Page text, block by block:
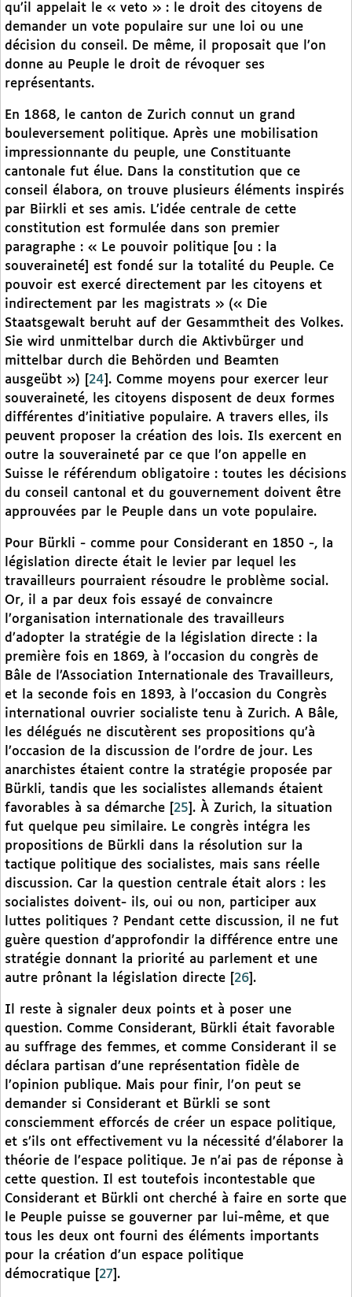
qu’il appelait le « veto » : le droit des citoyens de
demander un vote populaire sur une loi ou une
décision du conseil. De même, il proposait que l’on
donne au Peuple le droit de révoquer ses
représentants.
En 1868, le canton de Zurich connut un grand
bouleversement politique. Après une mobilisation
impressionnante du peuple, une Constituante
cantonale fut élue. Dans la constitution que ce
conseil élabora, on trouve plusieurs éléments inspirés
par Biirkli et ses amis. L’idée centrale de cette
constitution est formulée dans son premier
paragraphe : « Le pouvoir politique [ou : la
souveraineté] est fondé sur la totalité du Peuple. Ce
pouvoir est exercé directement par les citoyens et
indirectement par les magistrats » (« Die
Staatsgewalt beruht auf der Gesammtheit des Volkes.
Sie wird unmittelbar durch die Aktivbürger und
mittelbar durch die Behörden und Beamten
ausgeübt »)
24 . Comme moyens pour exercer leur
souveraineté, les citoyens disposent de deux formes
différentes d’initiative populaire. A travers elles, ils
peuvent proposer la création des lois. Ils exercent en
outre la souveraineté par ce que l’on appelle en
Suisse le référendum obligatoire : toutes les décisions
du conseil cantonal et du gouvernement doivent être
approuvées par le Peuple dans un vote populaire.
Pour Bürkli - comme pour Considerant en 1850 -, la
législation directe était le levier par lequel les
travailleurs pourraient résoudre le problème social.
Or, il a par deux fois essayé de convaincre
l’organisation internationale des travailleurs
d’adopter la stratégie de la législation directe : la
première fois en 1869, à l’occasion du congrès de
Bâle de l’Association Internationale des Travailleurs,
et la seconde fois en 1893, à l’occasion du Congrès
international ouvrier socialiste tenu à Zurich. A Bâle,
les délégués ne discutèrent ses propositions qu’à
l’occasion de la discussion de l’ordre de jour. Les
anarchistes étaient contre la stratégie proposée par
Bürkli, tandis que les socialistes allemands étaient
favorables à sa démarche
25 . À Zurich, la situation
fut quelque peu similaire. Le congrès intégra les
propositions de Bürkli dans la résolution sur la
tactique politique des socialistes, mais sans réelle
discussion. Car la question centrale était alors : les
socialistes doivent- ils, oui ou non, participer aux
luttes politiques ? Pendant cette discussion, il ne fut
guère question d’approfondir la différence entre une
stratégie donnant la priorité au parlement et une
autre prônant la législation directe
26 .
Il reste à signaler deux points et à poser une
question. Comme Considerant, Bürkli était favorable
au suffrage des femmes, et comme Considerant il se
déclara partisan d’une représentation fidèle de
l’opinion publique. Mais pour finir, l’on peut se
demander si Considerant et Bürkli se sont
consciemment efforcés de créer un espace politique,
et s’ils ont effectivement vu la nécessité d’élaborer la
théorie de l’espace politique. Je n’ai pas de réponse à
cette question. Il est toutefois incontestable que
Considerant et Bürkli ont cherché à faire en sorte que
le Peuple puisse se gouverner par lui-même, et que
tous les deux ont fourni des éléments importants
pour la création d’un espace politique
démocratique
27 .